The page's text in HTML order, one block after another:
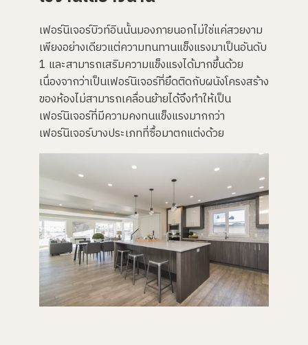
เฟอร์นิเจอร์บิวท์อินนั้นมองภายนอกไม่ใช่แค่สวยงาม
เพียงอย่างเดียวแต่ความทนทานแข็งแรงมาเป็นอันดับ
1 และสามารถเสริมความแข็งแรงได้มากขึ้นด้วย
เนื่องจากว่าเป็นเฟอร์นิเจอร์ที่ยึดติดกับผนังโครงสร้าง
ของห้องไม่สามารถเคลื่อนย้ายได้จึงทำให้เป็น
เฟอร์นิเจอร์ที่มีความคงทนแข็งแรงมากกว่า
เฟอร์นิเจอร์บางประเภทที่ซื้อมาตกแต่งด้วย